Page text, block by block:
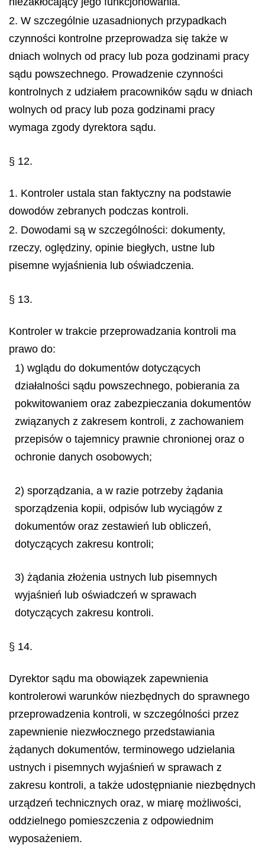
2. W szczególnie uzasadnionych przypadkach
czynności kontrolne przeprowadza się także w
dniach wolnych od pracy lub poza godzinami pracy
sądu powszechnego. Prowadzenie czynności
kontrolnych z udziałem pracowników sądu w dniach
wolnych od pracy lub poza godzinami pracy
wymaga zgody dyrektora sądu.
§ 12.
1. Kontroler ustala stan faktyczny na podstawie
dowodów zebranych podczas kontroli.
2. Dowodami są w szczególności: dokumenty,
rzeczy, oględziny, opinie biegłych, ustne lub
pisemne wyjaśnienia lub oświadczenia.
§ 13.
Kontroler w trakcie przeprowadzania kontroli ma
prawo do:
1) wglądu do dokumentów dotyczących
działalności sądu powszechnego, pobierania za
pokwitowaniem oraz zabezpieczania dokumentów
związanych z zakresem kontroli, z zachowaniem
przepisów o tajemnicy prawnie chronionej oraz o
ochronie danych osobowych;
2) sporządzania, a w razie potrzeby żądania
sporządzenia kopii, odpisów lub wyciągów z
dokumentów oraz zestawień lub obliczeń,
dotyczących zakresu kontroli;
3) żądania złożenia ustnych lub pisemnych
wyjaśnień lub oświadczeń w sprawach
dotyczących zakresu kontroli.
§ 14.
Dyrektor sądu ma obowiązek zapewnienia
kontrolerowi warunków niezbędnych do sprawnego
przeprowadzenia kontroli, w szczególności przez
zapewnienie niezwłocznego przedstawiania
żądanych dokumentów, terminowego udzielania
ustnych i pisemnych wyjaśnień w sprawach z
zakresu kontroli, a także udostępnianie niezbędnych
urządzeń technicznych oraz, w miarę możliwości,
oddzielnego pomieszczenia z odpowiednim
wyposażeniem.